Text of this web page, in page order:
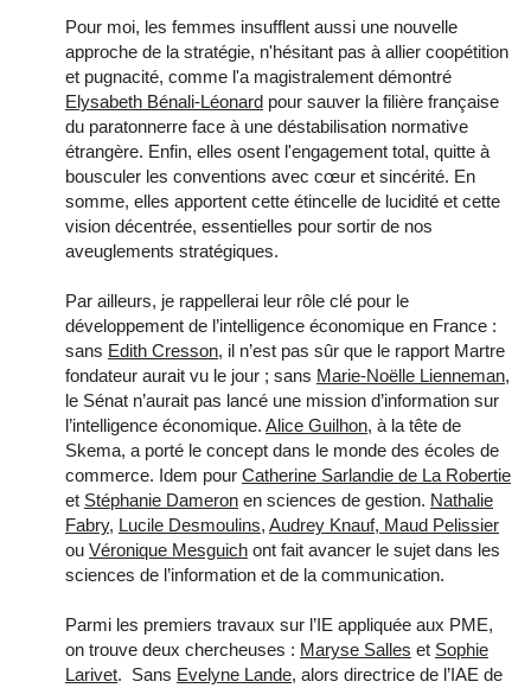
Pour moi, les femmes insufflent aussi une nouvelle
approche de la stratégie, n'hésitant pas à allier coopétition
et pugnacité, comme l'a magistralement démontré
Elysabeth Bénali-Léonard pour sauver la filière française
du paratonnerre face à une déstabilisation normative
étrangère. Enfin, elles osent l'engagement total, quitte à
bousculer les conventions avec cœur et sincérité. En
somme, elles apportent cette étincelle de lucidité et cette
vision décentrée, essentielles pour sortir de nos
aveuglements stratégiques.
Par ailleurs, je rappellerai leur rôle clé pour le
développement de l’intelligence économique en France :
sans Edith Cresson, il n’est pas sûr que le rapport Martre
fondateur aurait vu le jour ; sans Marie-Noëlle Lienneman,
le Sénat n’aurait pas lancé une mission d’information sur
l’intelligence économique. Alice Guilhon, à la tête de
Skema, a porté le concept dans le monde des écoles de
commerce. Idem pour Catherine Sarlandie de La Robertie
et Stéphanie Dameron en sciences de gestion. Nathalie
Fabry, Lucile Desmoulins, Audrey Knauf, Maud Pelissier
ou Véronique Mesguich ont fait avancer le sujet dans les
sciences de l’information et de la communication.
Parmi les premiers travaux sur l’IE appliquée aux PME,
on trouve deux chercheuses : Maryse Salles et Sophie
Larivet. Sans Evelyne Lande, alors directrice de l’IAE de